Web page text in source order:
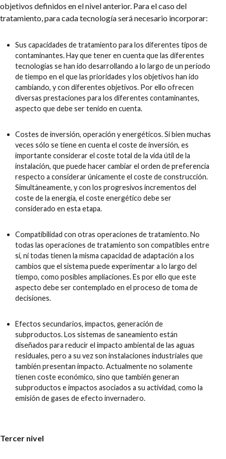
objetivos definidos en el nivel anterior. Para el caso del
tratamiento, para cada tecnología será necesario incorporar:
Sus capacidades de tratamiento para los diferentes tipos de
contaminantes. Hay que tener en cuenta que las diferentes
tecnologías se han ido desarrollando a lo largo de un período
de tiempo en el que las prioridades y los objetivos han ido
cambiando, y con diferentes objetivos. Por ello ofrecen
diversas prestaciones para los diferentes contaminantes,
aspecto que debe ser tenido en cuenta.
Costes de inversión, operación y energéticos. Si bien muchas
veces sólo se tiene en cuenta el coste de inversión, es
importante considerar el coste total de la vida útil de la
instalación, que puede hacer cambiar el orden de preferencia
respecto a considerar únicamente el coste de construcción.
Simultáneamente, y con los progresivos incrementos del
coste de la energía, el coste energético debe ser
considerado en esta etapa.
Compatibilidad con otras operaciones de tratamiento. No
todas las operaciones de tratamiento son compatibles entre
sí, ni todas tienen la misma capacidad de adaptación a los
cambios que el sistema puede experimentar a lo largo del
tiempo, como posibles ampliaciones. Es por ello que este
aspecto debe ser contemplado en el proceso de toma de
decisiones.
Efectos secundarios, impactos, generación de
subproductos. Los sistemas de saneamiento están
diseñados para reducir el impacto ambiental de las aguas
residuales, pero a su vez son instalaciones industriales que
también presentan impacto. Actualmente no solamente
tienen coste económico, sino que también generan
subproductos e impactos asociados a su actividad, como la
emisión de gases de efecto invernadero.
Tercer nivel